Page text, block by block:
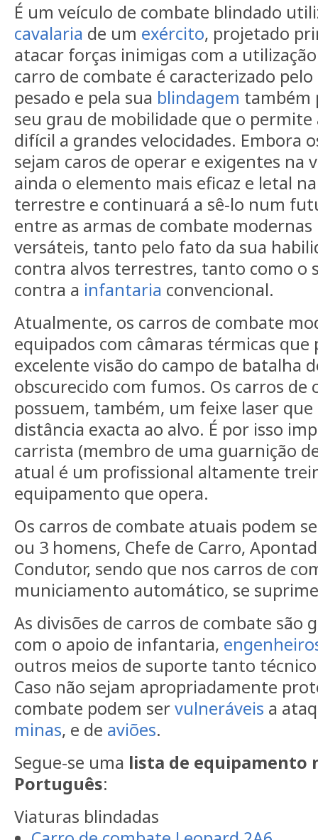
É um veículo de combate blindado
cavalaria de um exército, projetado
atacar forças inimigas com a
carro de combate é caracterizado
pesado e pela sua blindagem também
seu grau de mobilidade que o
difícil a grandes velocidades. Embora
sejam caros de operar e exigentes na
ainda o elemento mais eficaz e letal
terrestre e continuará a sê-lo num
entre as armas de combate
versáteis, tanto pelo fato da sua
contra alvos terrestres, tanto como o
contra a infantaria convencional.
Atualmente, os carros de combate
equipados com câmaras térmicas
excelente visão do campo de batalha
obscurecido com fumos. Os carros de
possuem, também, um feixe laser
distância exacta ao alvo. É por isso
carrista (membro de uma guarnição
atual é um profissional altamente
equipamento que opera.
Os carros de combate atuais podem
ou 3 homens, Chefe de Carro,
Condutor, sendo que nos carros de
municiamento automático, se
As divisões de carros de combate são
com o apoio de infantaria,
outros meios de suporte tanto
Caso não sejam apropriadamente
combate podem servulneráveis a
minas, e de aviões.
Segue-se uma lista de equipamento
Português:
Viaturas blindadas